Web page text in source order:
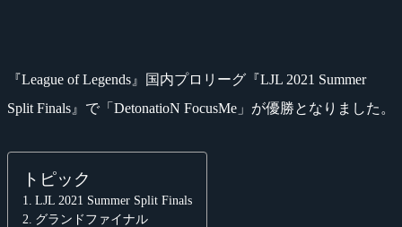
『League of Legends』国内プロリーグ『LJL 2021 Summer
Split Finals』で「DetonatioN FocusMe」が優勝となりました。
トピック
LJL 2021 Summer Split Finals
グランドファイナル